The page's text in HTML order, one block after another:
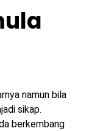
namun bila
sikap.
berkembang